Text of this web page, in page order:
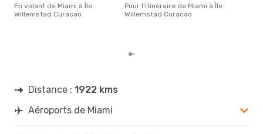
En volant de Miami à Île
Willemstad Curacao
Pour l'itinéraire de Miami à Île
Willemstad Curacao
Distance : 1922 kms
Aéroports de Miami